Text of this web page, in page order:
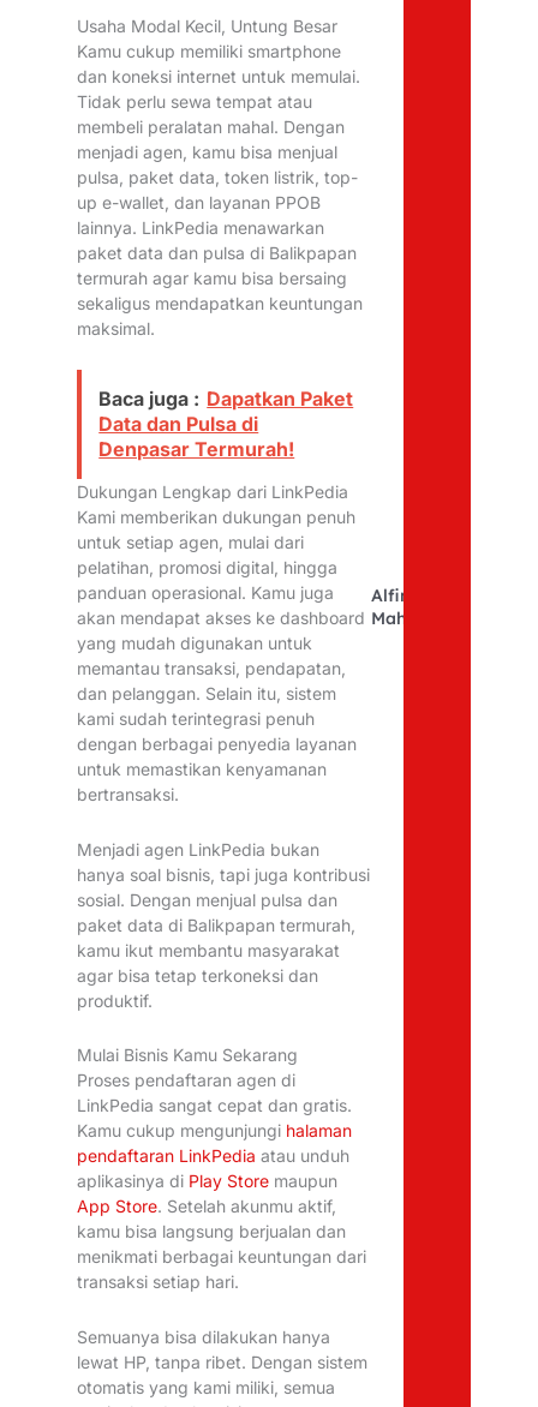
Usaha Modal Kecil, Untung Besar
Kamu cukup memiliki smartphone
dan koneksi internet untuk memulai.
Tidak perlu sewa tempat atau
membeli peralatan mahal. Dengan
menjadi agen, kamu bisa menjual
pulsa, paket data, token listrik, top-
up e-wallet, dan layanan PPOB
lainnya. LinkPedia menawarkan
paket data dan pulsa di Balikpapan
termurah agar kamu bisa bersaing
sekaligus mendapatkan keuntungan
maksimal.
Baca juga : Dapatkan Paket
Data dan Pulsa di
Denpasar Termurah!
Dukungan Lengkap dari LinkPedia
Kami memberikan dukungan penuh
untuk setiap agen, mulai dari
pelatihan, promosi digital, hingga
panduan operasional. Kamu juga
akan mendapat akses ke dashboard
yang mudah digunakan untuk
memantau transaksi, pendapatan,
dan pelanggan. Selain itu, sistem
kami sudah terintegrasi penuh
dengan berbagai penyedia layanan
untuk memastikan kenyamanan
bertransaksi.
Menjadi agen LinkPedia bukan
hanya soal bisnis, tapi juga kontribusi
sosial. Dengan menjual pulsa dan
paket data di Balikpapan termurah,
kamu ikut membantu masyarakat
agar bisa tetap terkoneksi dan
produktif.
Mulai Bisnis Kamu Sekarang
Proses pendaftaran agen di
LinkPedia sangat cepat dan gratis.
Kamu cukup mengunjungi halaman
pendaftaran LinkPedia atau unduh
aplikasinya di Play Store maupun
App Store. Setelah akunmu aktif,
kamu bisa langsung berjualan dan
menikmati berbagai keuntungan dari
transaksi setiap hari.
Semuanya bisa dilakukan hanya
lewat HP, tanpa ribet. Dengan sistem
otomatis yang kami miliki, semua
Alfina
Mahfudhoh